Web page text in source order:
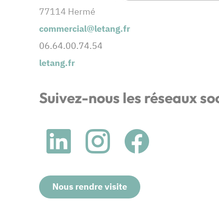
77114 Hermé
commercial@letang.fr
06.64.00.74.54
letang.fr
Suivez-nous les réseaux
Nous rendre visite